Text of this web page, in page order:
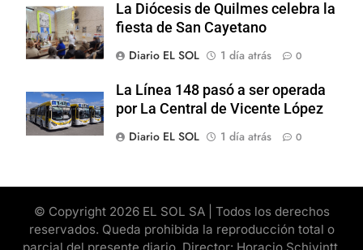
La Diócesis de Quilmes celebra la
fiesta de San Cayetano
Diario EL SOL
1 día atrás 0
La Línea 148 pasó a ser operada
por La Central de Vicente López
Diario EL SOL
1 día atrás 0
© Copyright 2026 EL SOL SA | Todos los derechos
reservados. Queda prohibida la reproducción total o